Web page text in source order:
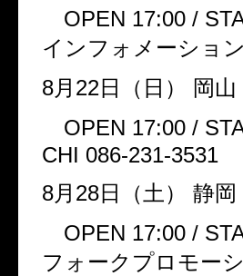
OPEN 17:00 /
インフォメーション
8月 22日（日） 岡山
OPEN 17:00 /
CHI 086-231-3531
8月 28日（土）
静岡
OPEN 17:00 /
フォークプロモー